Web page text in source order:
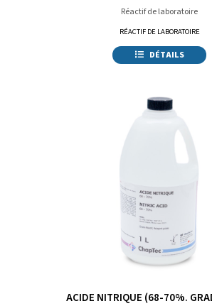
Réactif de laboratoire
RÉACTIF DE LABORATOIRE
DÉTAILS
ACIDE NITRIQUE (68-70%.